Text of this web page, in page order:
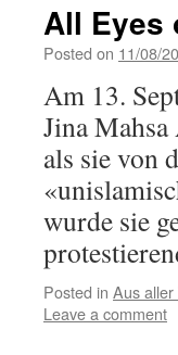
All Eyes
Posted on 11/08/
Am 13.
Jina
als sie von
wurde sie
Posted in Aus
Leave a comment